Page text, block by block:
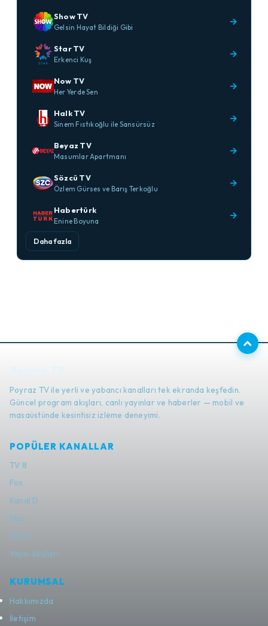
Show TV
Gelsin Hayat Bildiği Gibi
→
Star TV
Erkenci Kuş
→
Now TV
Her Yerde Sen
→
Halk TV
Sinem Fıstıkoğlu ile Sansürsüz
→
Beyaz TV
Masumlar Apartmanı
→
Sözcü TV
Özlem Gürses ve Barış Terkoğlu
→
Habertürk
Enine Boyuna
→
Daha fazla
Poyraz TV ile yerli ve yabancı kanalları tek ekranda keşfedin.
Güncel program akışları, canlı yayınlar ve haberler — mobil ve
masaüstünde kesintisiz izleme deneyimi.
POPÜLER KANALLAR
TV 8
Fox
Kanal D
Star
Show
Yayın akışları
KURUMSAL
Hakkımızda
İletişim